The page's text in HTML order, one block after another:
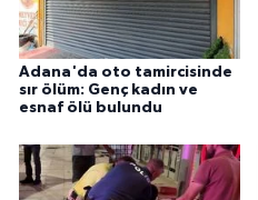
Adana'da oto tamircisinde
sır ölüm: Genç kadın ve
esnaf ölü bulundu